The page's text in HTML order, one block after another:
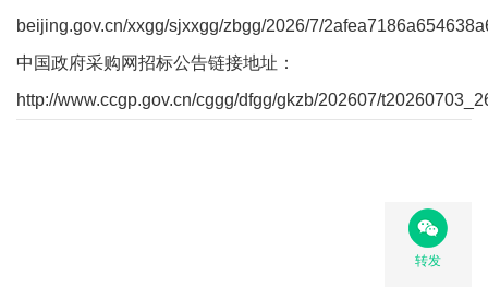
教
育
beijing.gov.cn/xxgg/sjxxgg/zbgg/2026/7/
中国政府采购网招标公告链接地址：
http://www.ccgp.gov.cn/cggg/dfgg/gkzb/202607/
转发